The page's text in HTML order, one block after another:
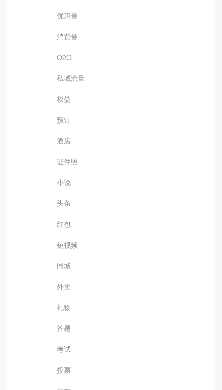
优惠券
消费券
O2O
私域流量
权益
预订
酒店
证件照
小说
头条
红包
短视频
同城
外卖
礼物
答题
考试
投票